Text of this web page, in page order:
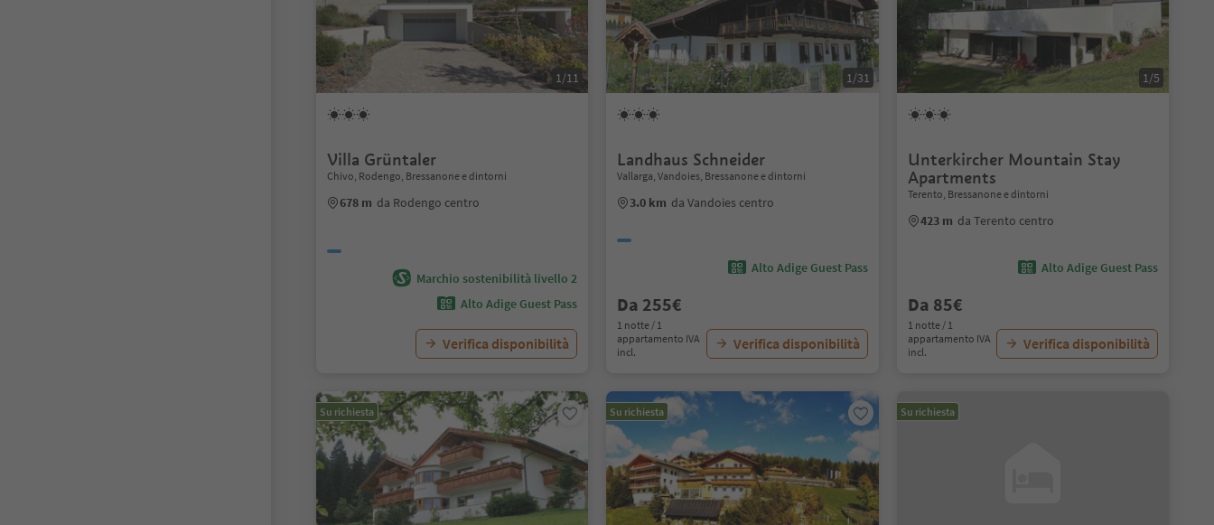
1/11
Villa Grüntaler
Chivo, Rodengo, Bressanone e dintorni
678 m da Rodengo centro
Marchio sostenibilità livello 2
Alto Adige Guest Pass
Verifica disponibilità
1/31
Landhaus Schneider
Vallarga, Vandoies, Bressanone e dintorni
3.0 km da Vandoies centro
Alto Adige Guest Pass
Da 255€
1 notte / 1
appartamento IVA
incl.
Verifica disponibilità
1/5
Unterkircher Mountain Stay
Apartments
Terento, Bressanone e dintorni
423 m da Terento centro
Alto Adige Guest Pass
Da 85€
1 notte / 1
appartamento IVA
incl.
Verifica disponibilità
Su richiesta Su richiesta Su richiesta